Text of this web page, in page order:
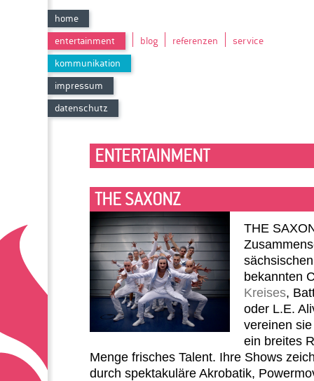
home
entertainment
blog referenzen
service
kommunikation
impressum
datenschutz
ENTERTAINMENT
THE SAXONZ
THE
bekannten
Kreises,
oder L.E.
vereinen
ein breites
Menge frisches Talent. Ihre Shows
durch spektakuläre Akrobatik,